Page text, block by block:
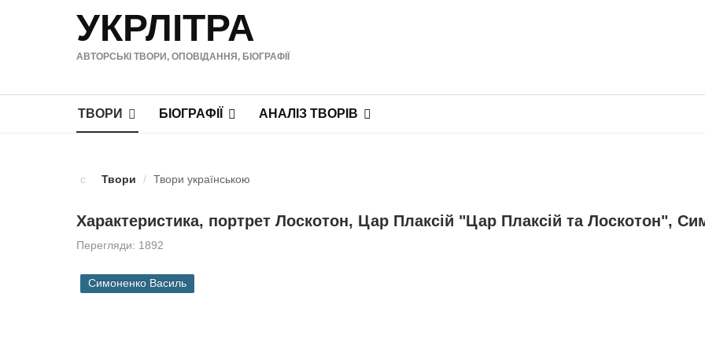
УКРЛІТРА
АВТОРСЬКІ ТВОРИ, ОПОВІДАННЯ, БІОГРАФІЇ
ТВОРИ БІОГРАФІЇ АНАЛІЗ ТВОРІВ
Твори / Твори українською
Характеристика, портрет Лоскотон, Цар Плаксій "Цар Плаксій та Лоскотон",
Перегляди: 1892
Симоненко Василь